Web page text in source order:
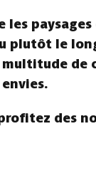
paysages
plutôt le
de
des